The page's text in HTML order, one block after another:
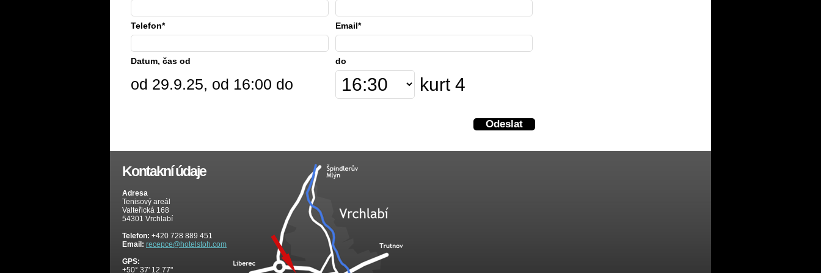
Telefon* Email*
Datum, čas od do
od 29.9.25, od 16:00 do kurt 4
Kontakní údaje
Adresa
Tenisový areál
Valteřická 168
54301 Vrchlabí
Telefon: +420 728 889 451
Email: recepce@hotelstoh.com
GPS:
+50° 37' 12.77"